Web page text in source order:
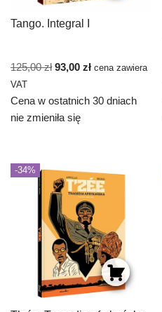
Tango. Integral I
125,00zł 93,00 zł cena zawiera
VAT
Cena w ostatnich 30 dniach
nie zmieniła się
-34%